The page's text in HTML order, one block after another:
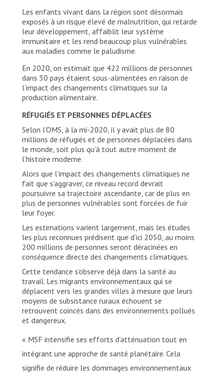
Les enfants vivant dans la région sont désormais
exposés à un risque élevé de malnutrition, qui retarde
leur développement, affaiblit leur système
immunitaire et les rend beaucoup plus vulnérables
aux maladies comme le paludisme.
En 2020, on estimait que 422 millions de personnes
dans 30 pays étaient sous-alimentées en raison de
l’impact des changements climatiques sur la
production alimentaire.
RÉFUGIÉS ET PERSONNES DÉPLACÉES
Selon l’OMS, à la mi-2020, il y avait plus de 80
millions de réfugiés et de personnes déplacées dans
le monde, soit plus qu’à tout autre moment de
l’histoire moderne.
Alors que l’impact des changements climatiques ne
fait que s’aggraver, ce niveau record devrait
poursuivre sa trajectoire ascendante, car de plus en
plus de personnes vulnérables sont forcées de fuir
leur foyer.
Les estimations varient largement, mais les études
les plus reconnues prédisent que d’ici 2050, au moins
200 millions de personnes seront déracinées en
conséquence directe des changements climatiques.
Cette tendance s’observe déjà dans la santé au
travail. Les migrants environnementaux qui se
déplacent vers les grandes villes à mesure que leurs
moyens de subsistance ruraux échouent se
retrouvent coincés dans des environnements pollués
et dangereux.
« MSF intensifie ses efforts d’atténuation tout en
intégrant une approche de santé planétaire. Cela
signifie de réduire les dommages environnementaux